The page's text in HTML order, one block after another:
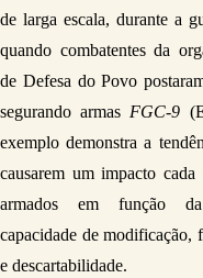
de larga escala, durante a
quando combatentes da
de Defesa do Povo
segurando armas FGC-9
exemplo demonstra a
causarem um impacto
armados em função da
capacidade de modificação,
e descartabilidade.